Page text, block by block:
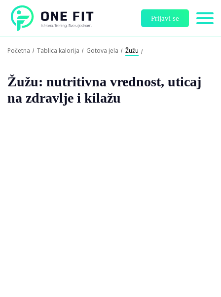
Prijavi se
Početna Tablica kalorija Gotova jela Žužu
Žužu: nutritivna vrednost, uticaj
na zdravlje i kilažu